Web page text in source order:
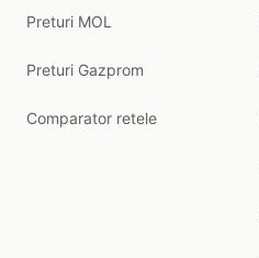
Preturi MOL
Preturi Gazprom
Comparator retele